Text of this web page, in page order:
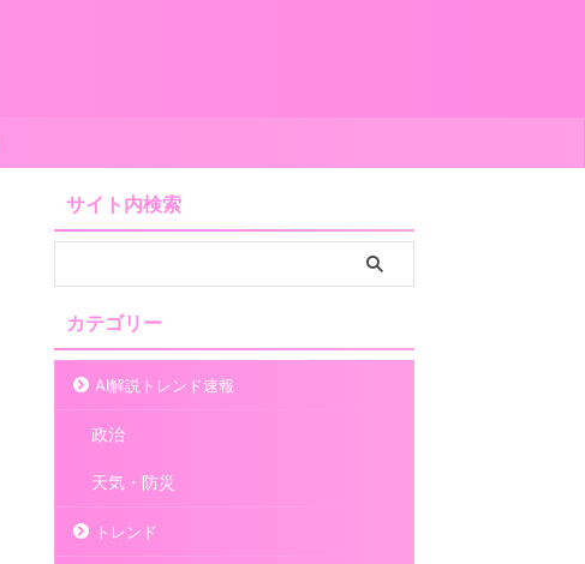
サイト内検索
カテゴリー
AI解説トレンド速報
政治
天気・防災
トレンド